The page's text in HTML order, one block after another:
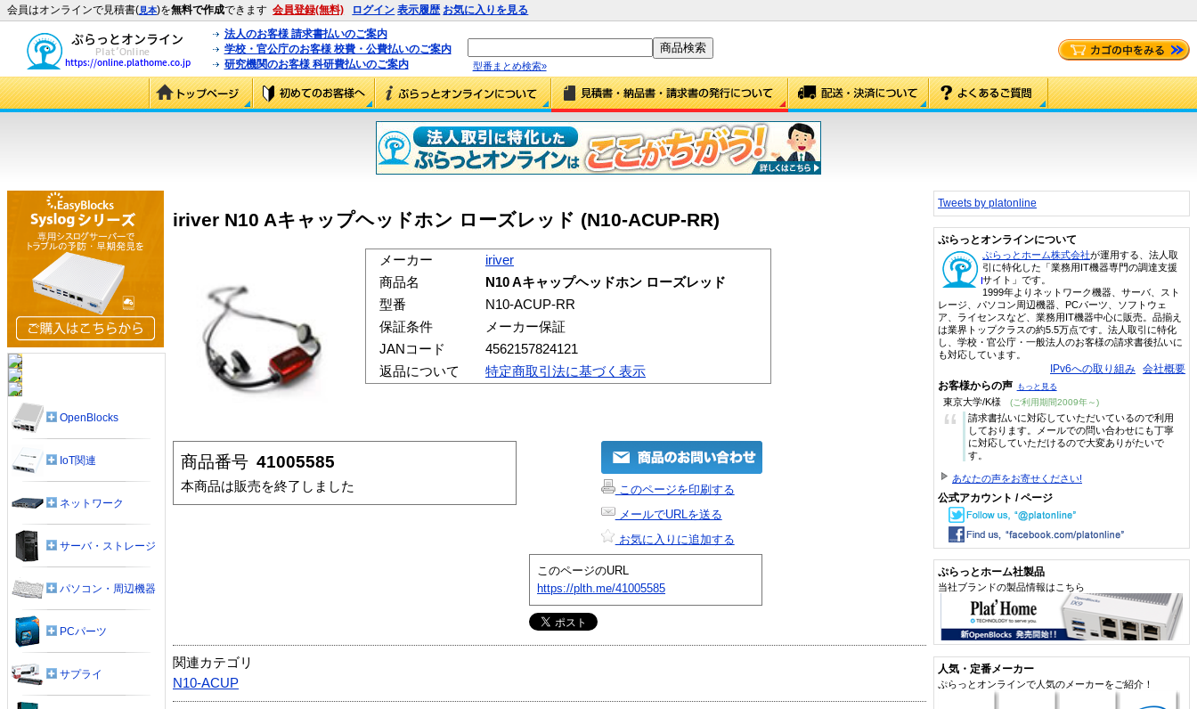
会員はオンラインで見積書(見本)を無料で作成できます 会員登録(無料) ログイン 表示履歴 お気に入りを見る
法人のお客様 請求書払いのご案内
学校・官公庁のお客様 校費・公費払いのご案内
研究機関のお客様 科研費払いのご案内
型番まとめ検索»
iriver N10 Aキャップヘッドホン ローズレッド (N10-ACUP-RR)
メーカー
iriver
商品名
N10 Aキャップヘッドホン ローズレッド
型番
N10-ACUP-RR
保証条件
メーカー保証
JANコード
4562157824121
返品について
特定商取引法に基づく表示
商品番号 41005585
本商品は販売を終了しました
このページを印刷する
メールでURLを送る
お気に入りに追加する
このページのURL
https://plth.me/41005585
関連カテゴリ
N10-ACUP
OpenBlocks
IoT関連
ネットワーク
サーバ・ストレージ
パソコン・周辺機器
PCパーツ
サプライ
Tweets by platonline
ぷらっとオンラインについて
ぷらっとホーム株式会社が運用する、法人取
引に特化した「業務用IT機器専門の調達支援
サイト」です。
1999年よりネットワーク機器、サーバ、スト
レージ、パソコン周辺機器、PCパーツ、ソフトウェ
ア、ライセンスなど、業務用IT機器中心に販売。品揃え
は業界トップクラスの約5.5万点です。法人取引に特化
し、学校・官公庁・一般法人のお客様の請求書後払いに
も対応しています。
IPv6への取り組み 会社概要
お客様からの声 もっと見る
東京大学/K様 (ご利用期間2009年～)
“
請求書払いに対応していただいているので利用
しております。メールでの問い合わせにも丁寧
に対応していただけるので大変ありがたいで
す。
あなたの声をお寄せください!
公式アカウント / ページ
ぷらっとホーム社製品
当社ブランドの製品情報はこちら
人気・定番メーカー
ぷらっとオンラインで人気のメーカーをご紹介！